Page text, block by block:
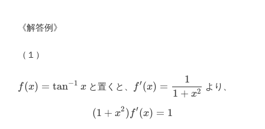
《解答例》
（１）
f(x)=\tan^{-1}
⁡x
f(x) = tan−1 x と置くと、
f'(x)=\dfrac{1}
{1+x^2}
f′(x) =
1 + x2
1
より、
(1+x^2 ) f'(x)=1
(1 + x2 ) f′(x) = 1